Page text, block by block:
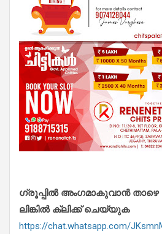
ഗ്രൂപ്പിൽ അംഗമാകുവാൻ താഴെ
ലിങ്കിൽ ക്ലിക്ക് ചെയ്യുക
https://chat.whatsapp.com/